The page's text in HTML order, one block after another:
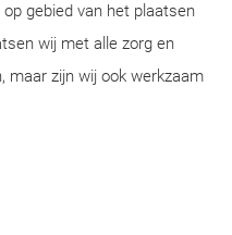
gebied van het plaatsen
wij met alle zorg en
maar zijn wij ook werkzaam